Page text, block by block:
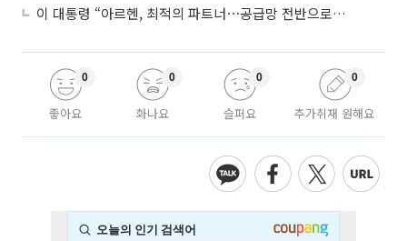
이 대통령 “아르헨, 최적의 파트너⋯공급망 전반으로 확대”
좋아요
0
화나요
0
슬퍼요
0
추가취재 원해요
0